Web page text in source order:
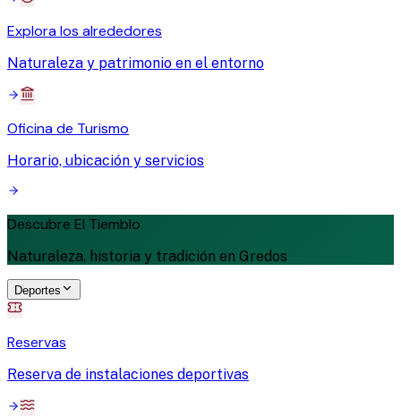
Explora los alrededores
Naturaleza y patrimonio en el entorno
Oficina de Turismo
Horario, ubicación y servicios
Descubre El Tiemblo
Naturaleza, historia y tradición en Gredos
Deportes
Reservas
Reserva de instalaciones deportivas